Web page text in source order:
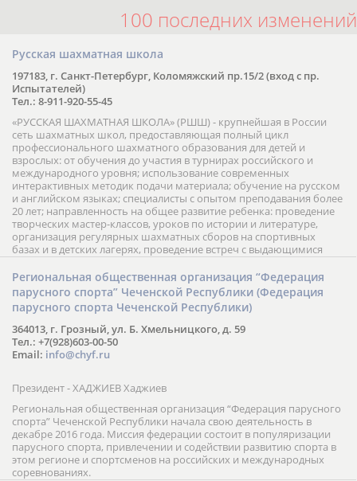
100 последних изменений
Русская шахматная школа
197183, г. Санкт-Петербург, Коломяжский пр.15/2 (вход с пр.
Испытателей)
Тел.: 8-911-920-55-45
«РУССКАЯ ШАХМАТНАЯ ШКОЛА» (РШШ) - крупнейшая в России
сеть шахматных школ, предоставляющая полный цикл
профессионального шахматного образования для детей и
взрослых: от обучения до участия в турнирах российского и
международного уровня; использование современных
интерактивных методик подачи материала; обучение на русском
и английском языках; специалисты с опытом преподавания более
20 лет; направленность на общее развитие ребенка: проведение
творческих мастер-классов, уроков по истории и литературе,
организация регулярных шахматных сборов на спортивных
базах и в детских лагерях, проведение встреч с выдающимися
шахматистами; корпоративное обучение; онлайн обучение в
форме вебинаров и индивидуальных занятий, круглые столы
российских и международных тренеров, организация фестивалей;
онлайн трансляция мероприятий и турниров.
Региональная общественная организация “Федерация
парусного спорта” Чеченской Республики (Федерация
парусного спорта Чеченской Республики)
364013, г. Грозный, ул. Б. Хмельницкого, д. 59
Тел.: +7(928)603-00-50
Email: info@chyf.ru
Президент - ХАДЖИЕВ Хаджиев
Региональная общественная организация “Федерация парусного
спорта” Чеченской Республики начала свою деятельность в
декабре 2016 года. Миссия федерации состоит в популяризации
парусного спорта, привлечении и содействии развитию спорта в
этом регионе и спортсменов на российских и международных
соревнованиях.